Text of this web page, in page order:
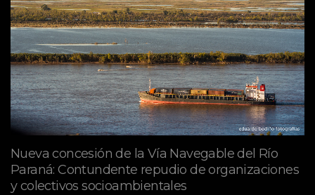
Nueva concesión de la Vía Navegable del Río
Paraná: Contundente repudio de organizaciones
y colectivos socioambientales